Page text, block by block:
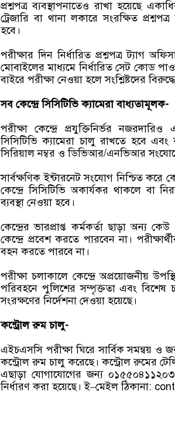
প্রশ্নপত্র ব্যবস্থাপনাতেও রাখা হয়েছে
ট্রেজারি বা থানা লকারে সংরক্ষিত
হবে।
পরীক্ষার দিন নির্ধারিত প্রশ্নপত্র ট্যাগ
মোবাইলের মাধ্যমে নির্ধারিত সেট কোড
বাইরে পরীক্ষা নেওয়া হলে সংশ্লিষ্টদের
সব কেন্দ্রে সিসিটিভি ক্যামেরা বাধ্যতামূলক-
পরীক্ষা কেন্দ্রে প্রযুক্তিনির্ভর
সিসিটিভি ক্যামেরা চালু রাখতে হবে এবং
সিরিয়াল নম্বর ও ডিভিআর/এনভিআর
সার্বক্ষণিক ইন্টারনেট সংযোগ নিশ্চিত করে
কেন্দ্রে সিসিটিভি অকার্যকর থাকলে বা
ব্যবস্থা নেওয়া হবে।
কেন্দ্রের ভারপ্রাপ্ত কর্মকর্তা ছাড়া অন্য
কেন্দ্রে প্রবেশ করতে পারবেন না।
বহন করতে পারবে না।
পরীক্ষা চলাকালে কেন্দ্রে অপ্রয়োজনীয়
পরিবহনে পুলিশের সম্পৃক্ততা এবং বিশেষ
সংরক্ষণের নির্দেশনা দেওয়া হয়েছে।
কন্ট্রোল রুম চালু-
এইচএসসি পরীক্ষা ঘিরে সার্বিক সমন্বয় ও
কন্ট্রোল রুম চালু করেছে। কন্ট্রোল রুমের
এছাড়া যোগাযোগের জন্য
নির্ধারণ করা হয়েছে। ই–মেইল ঠিকানা: